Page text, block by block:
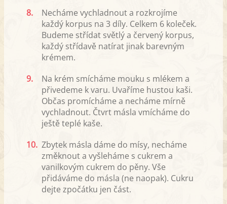
8.
Necháme vychladnout a rozkrojíme
každý korpus na 3 díly. Celkem 6 koleček.
Budeme střídat světlý a červený korpus,
každý střídavě natírat jinak barevným
krémem.
9.
Na krém smícháme mouku s mlékem a
přivedeme k varu. Uvaříme hustou kaši.
Občas promícháme a necháme mírně
vychladnout. Čtvrt másla vmícháme do
ještě teplé kaše.
10. Zbytek másla dáme do mísy, necháme
změknout a vyšleháme s cukrem a
vanilkovým cukrem do pěny. Vše
přidáváme do másla (ne naopak). Cukru
dejte zpočátku jen část.